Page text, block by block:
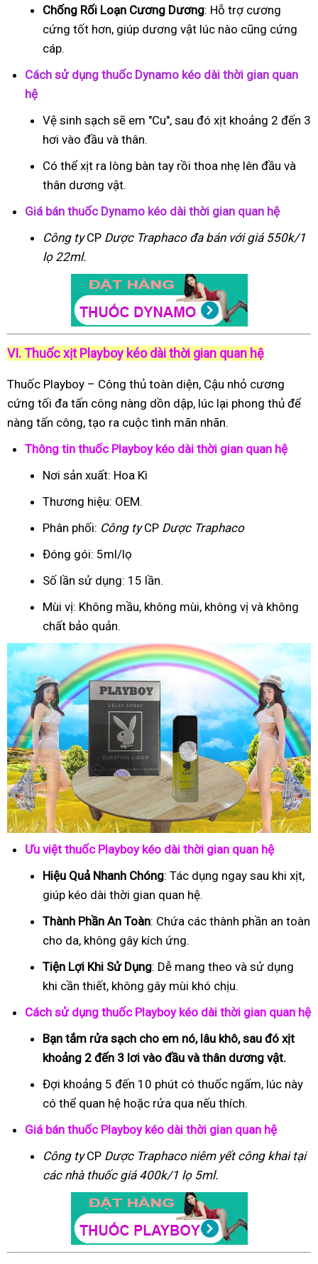
Chống Rối Loạn Cương Dương: Hỗ trợ cương
cứng tốt hơn, giúp dương vật lúc nào cũng cứng
cáp.
Cách sử dụng thuốc Dynamo kéo dài thời gian quan
hệ
Vệ sinh sạch sẽ em "Cu", sau đó xịt khoảng 2 đến 3
hơi vào đầu và thân.
Có thể xịt ra lòng bàn tay rồi thoa nhẹ lên đầu và
thân dương vật.
Giá bán thuốc Dynamo kéo dài thời gian quan hệ
Công tyCP Dược Traphacođa bán với giá 550k/1
lọ 22ml.
VI. Thuốc xịt Playboy kéo dài thời gian quan hệ
Thuốc Playboy – Công thủ toàn diện, Cậu nhỏ cương
cứng tối đa tấn công nàng dồn dập, lúc lại phong thủ để
nàng tấn công, tạo ra cuộc tình mãn nhãn.
Thông tin thuốc Playboy kéo dài thời gian quan hệ
Nơi sản xuất: Hoa Kì
Thương hiệu: OEM.
Phân phối: Công tyCP Dược Traphaco
Đóng gói: 5ml/lọ
Số lần sử dụng: 15 lần.
Mùi vị: Không mầu, không mùi, không vị và không
chất bảo quản.
Ưu việt thuốc Playboy kéo dài thời gian quan hệ
Hiệu Quả Nhanh Chóng: Tác dụng ngay sau khi xịt,
giúp kéo dài thời gian quan hệ.
Thành Phần An Toàn: Chứa các thành phần an toàn
cho da, không gây kích ứng.
Tiện Lợi Khi Sử Dụng: Dễ mang theo và sử dụng
khi cần thiết, không gây mùi khó chịu.
Cách sử dụng thuốc Playboy kéo dài thời gian quan hệ
Bạn tắm rửa sạch cho em nó, lâu khô, sau đó xịt
khoảng 2 đến 3 lơi vào đầu và thân dương vật.
Đợi khoảng 5 đến 10 phút có thuốc ngấm, lúc này
có thể quan hệ hoặc rửa qua nếu thích.
Giá bán thuốc Playboy kéo dài thời gian quan hệ
Công tyCP Dược Traphaconiêm yết công khai tại
các nhà thuốc giá 400k/1 lọ 5ml.